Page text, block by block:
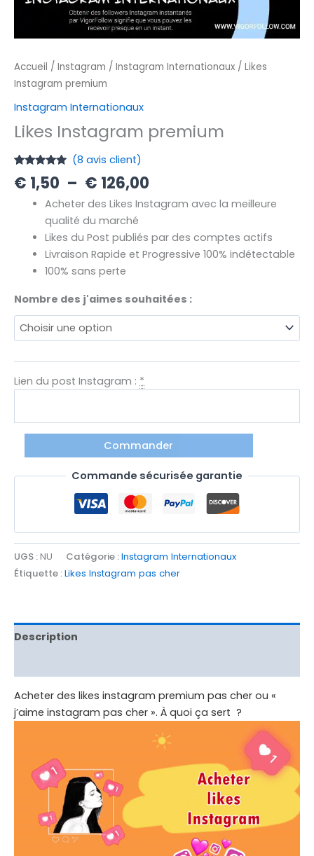
Accueil / Instagram / Instagram Internationaux / Likes
Instagram premium
Instagram Internationaux
Likes Instagram premium
Noté 5.00
sur 5
8
notations
(8 avis client)
€ 1,50 – € 126,00
Acheter des Likes Instagram avec la meilleure
qualité du marché
Likes du Post publiés par des comptes actifs
Livraison Rapide et Progressive 100% indétectable
100% sans perte
Nombre des j'aimes souhaitées :
Lien du post Instagram : *
Commander
Commande sécurisée garantie
UGS :NU Catégorie :Instagram Internationaux
Étiquette :Likes Instagram pas cher
Description
Acheter des likes instagram premium pas cher ou «
j’aime instagram pas cher ». À quoi ça sert ?